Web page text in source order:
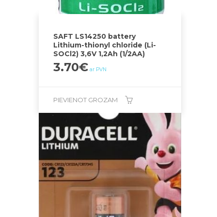
SAFT LS14250 battery
Lithium-thionyl chloride (Li-
SOCl2) 3,6V 1,2Ah (1/2AA)
3.70€ ar PVN
PIEVIENOT GROZAM